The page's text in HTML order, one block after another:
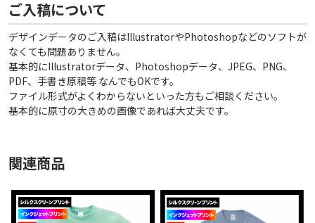
ご入稿について
デザインデータのご入稿はIllustratorやPhotoshopなどのソフトが
なくても問題ありません。
基本的にIllustratorデータ、Photoshopデータ、JPEG、PNG、
PDF、手書き原稿等 なんでもOKです。
ファイル形式がよくわからないといった方もご相談ください。
基本的に原寸の大きめの画像であれば大丈夫です。
関連商品